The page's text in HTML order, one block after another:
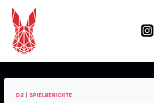
D2 SPIELBERICHTE